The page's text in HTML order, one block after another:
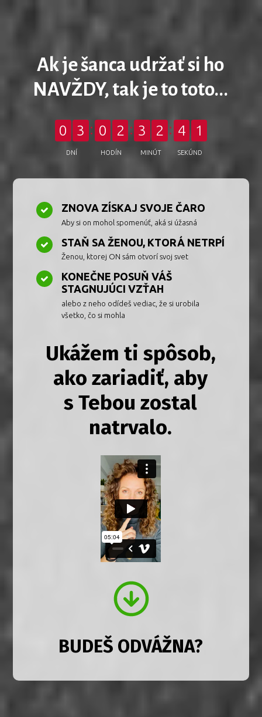
Ak je šanca udržať si ho
NAVŽDY, tak je to toto...
0 3
DNÍ
0 2
HODÍN
3 2
MINÚT
3 9
SEKÚND
ZNOVA ZÍSKAJ SVOJE ČARO
Aby si on mohol spomenúť, aká si úžasná
STAŇ SA ŽENOU, KTORÁ NETRPÍ
Ženou, ktorej ON sám otvorí svoj svet
KONEČNE POSUŇ VÁŠ
STAGNUJÚCI VZŤAH
alebo z neho odídeš vediac, že si urobila
všetko, čo si mohla
Ukážem ti spôsob,
ako zariadiť, aby
s Tebou zostal
natrvalo.
BUDEŠ ODVÁŽNA?